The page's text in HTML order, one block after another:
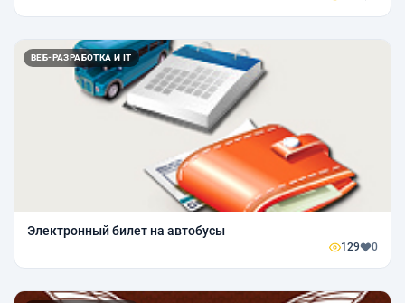
ВЕБ-РАЗРАБОТКА И IT
Электронный билет на автобусы
129 0